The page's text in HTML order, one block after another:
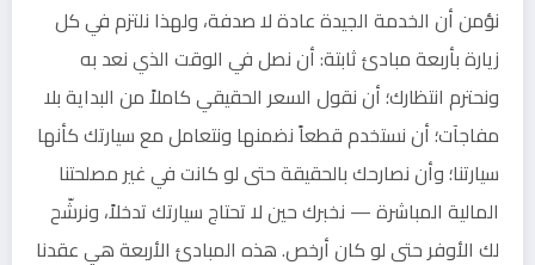
نؤمن أن الخدمة الجيدة عادة لا صدفة، ولهذا نلتزم في كل
زيارة بأربعة مبادئ ثابتة: أن نصل في الوقت الذي نعد به
ونحترم انتظارك؛ أن نقول السعر الحقيقي كاملاً من البداية بلا
مفاجآت؛ أن نستخدم قطعاً نضمنها ونتعامل مع سيارتك كأنها
سيارتنا؛ وأن نصارحك بالحقيقة حتى لو كانت في غير مصلحتنا
المالية المباشرة — نخبرك حين لا تحتاج سيارتك تدخلاً، ونرشّح
لك الأوفر حتى لو كان أرخص. هذه المبادئ الأربعة هي عقدنا